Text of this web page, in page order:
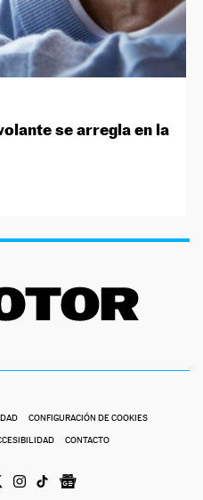
se arregla en la
CONFIGURACIÓN DE COOKIES
CONTACTO